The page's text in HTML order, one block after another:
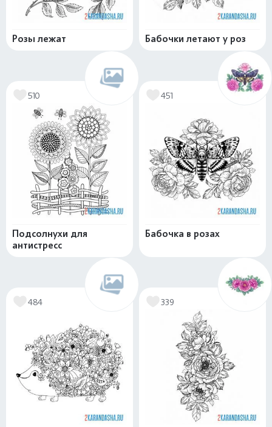
Розы лежат Бабочки летают у роз
510
Подсолнухи для
антистресс
451
Бабочка в розах
484 339